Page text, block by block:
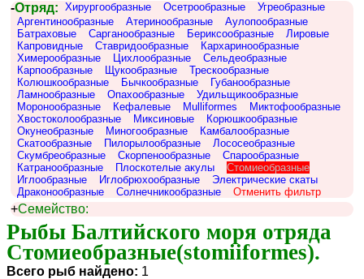
-Отряд: Хирургообразные Осетрообразные
Угреобразные
Аргентинообразные
Атеринообразные
Аулопообразные
Батраховые
Сарганообразные Бериксообразные
Лировые
Капровидные
Ставридообразные
Кархаринообразные
Химерообразные
Цихлообразные
Сельдеобразные
Карпообразные
Щукообразные
Трескообразные
Колюшкообразные
Бычкообразные
Губанообразные
Ламнообразные
Опахообразные
Удильщикообразные
Моронообразные
Кефалевые Mulliformes
Миктофообразные
Хвостоколообразные
Миксиновые
Корюшкообразные
Окунеобразные
Миногообразные
Камбалообразные
Скатообразные
Пилорылообразные
Лососеобразные
Скумбреобразные
Скорпенообразные
Спарообразные
Катранообразные
Плоскотелые акулы
Стомиеобразные
Иглообразные
Иглобрюхообразные
Электрические скаты
Драконообразные
Солнечникообразные Отменить фильтр
+Семейство:
Рыбы Балтийского моря отряда
Стомиеобразные(stomiiformes).
Всего рыб найдено: 1